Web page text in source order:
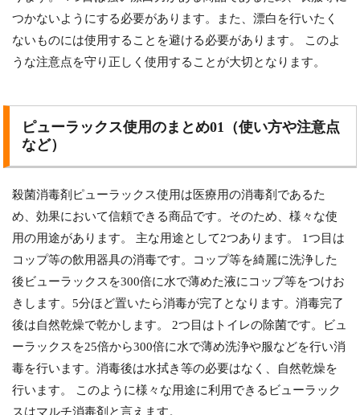
つかないようにする必要があります。また、漂白を行いたく
ないものには使用することを避ける必要があります。 このよ
うな注意点を守り正しく使用することが大切となります。
ピューラックス使用のまとめ01（使い方や注意点
など）
殺菌消毒剤ピューラックス使用は医療用の消毒剤であるた
め、効果において信頼できる商品です。そのため、様々な使
用の用途があります。 主な用途として2つあります。 1つ目は
コップ等の飲用器具の消毒です。コップ等を綺麗に洗浄した
後ビューラックスを300倍に水で薄めた液にコップ等をつけお
きします。5分ほど置いたら消毒が完了となります。消毒完了
後は自然乾燥で乾かします。 2つ目はトイレの除菌です。ビュ
ーラックスを25倍から300倍に水で薄め洗浄や服などを行い消
毒を行います。消毒後は水拭き等の必要はなく、自然乾燥を
行います。 このように様々な用途に利用できるビューラック
スはマルチ消毒剤と言えます。